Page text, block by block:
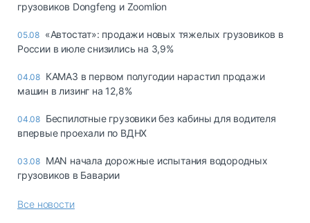
грузовиков Dongfeng и Zoomlion
05.08 «Автостат»: продажи новых тяжелых грузовиков в
России в июле снизились на 3,9%
04.08 КАМАЗ в первом полугодии нарастил продажи
машин в лизинг на 12,8%
04.08 Беспилотные грузовики без кабины для водителя
впервые проехали по ВДНХ
03.08 MAN начала дорожные испытания водородных
грузовиков в Баварии
Все новости